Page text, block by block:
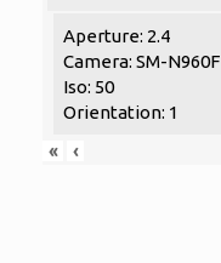
Aperture: 2.4
Camera: SM-N960F
Iso: 50
Orientation: 1
«
‹